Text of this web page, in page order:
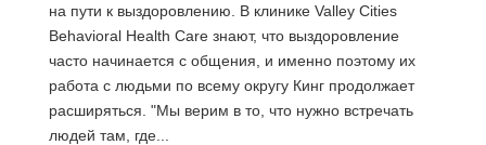
на пути к выздоровлению. В клинике Valley Cities
Behavioral Health Care знают, что выздоровление
часто начинается с общения, и именно поэтому их
работа с людьми по всему округу Кинг продолжает
расширяться. "Мы верим в то, что нужно встречать
людей там, где...